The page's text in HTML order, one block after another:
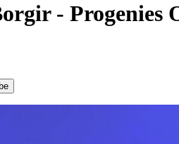
- Progenies